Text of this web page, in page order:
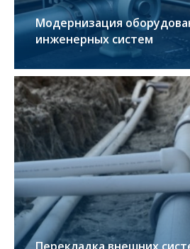
Модернизация
инженерных систем